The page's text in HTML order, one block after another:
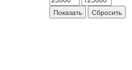
Показать Сбросить